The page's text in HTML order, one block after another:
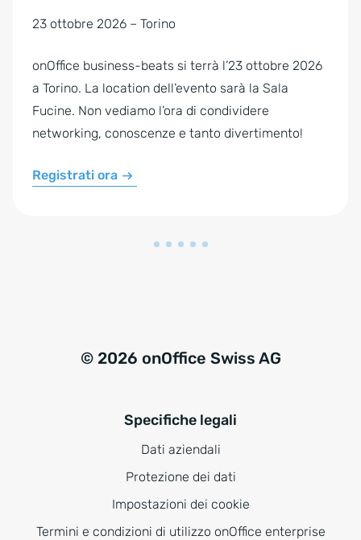
23 ottobre 2026 – Torino
onOffice business-beats si terrà l’23 ottobre 2026
a Torino. La location dell’evento sarà la Sala
Fucine. Non vediamo l’ora di condividere
networking, conoscenze e tanto divertimento!
Registrati ora
© 2026 onOffice Swiss AG
Specifiche legali
Dati aziendali
Protezione dei dati
Impostazioni dei cookie
Termini e condizioni di utilizzo onOffice enterprise